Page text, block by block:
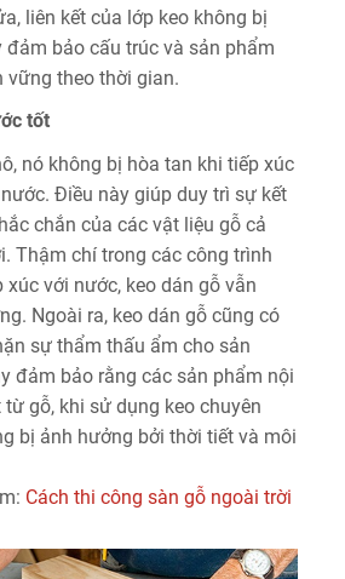
liên kết của lớp keo không bị
đảm bảo cấu trúc và sản phẩm
vững theo thời gian.
tốt
nó không bị hòa tan khi tiếp xúc
Điều này giúp duy trì sự kết
chắn của các vật liệu gỗ cả
Thậm chí trong các công trình
với nước, keo dán gỗ vẫn
Ngoài ra, keo dán gỗ cũng có
sự thẩm thấu ẩm cho sản
đảm bảo rằng các sản phẩm nội
gỗ, khi sử dụng keo chuyên
bị ảnh hưởng bởi thời tiết và môi
Cách thi công sàn gỗ ngoài trời